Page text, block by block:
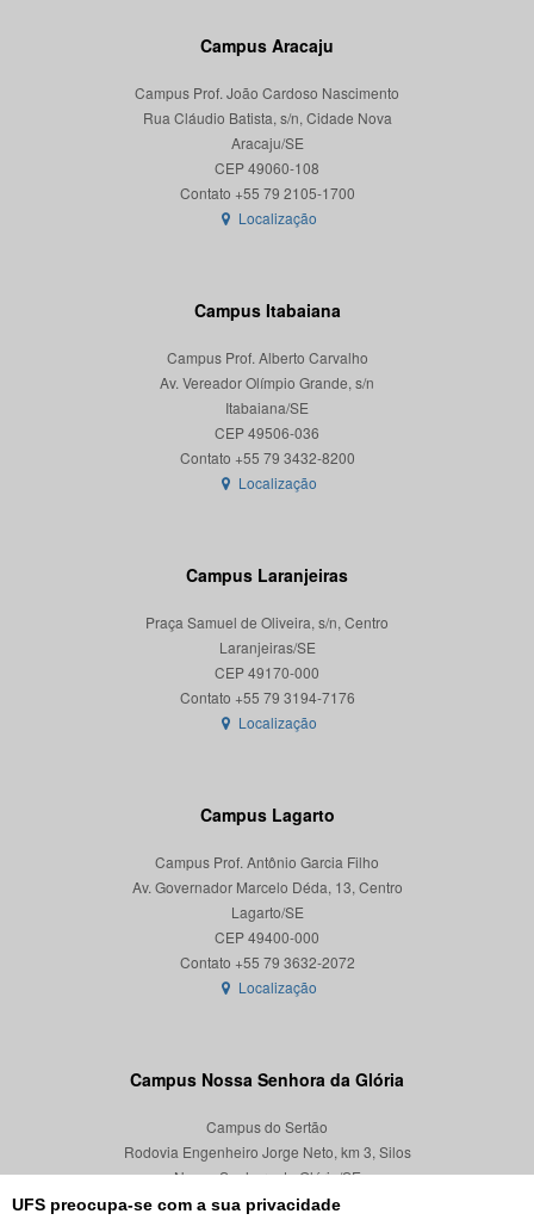
UFS preocupa-se com a sua privacidade
Campus Aracaju
Campus Prof. João Cardoso Nascimento
Rua Cláudio Batista, s/n, Cidade Nova
Aracaju/SE
CEP 49060-108
Localização
Campus Itabaiana
Campus Prof. Alberto Carvalho
Av. Vereador Olímpio Grande, s/n
Itabaiana/SE
CEP 49506-036
Localização
Campus Laranjeiras
Praça Samuel de Oliveira, s/n, Centro
Laranjeiras/SE
CEP 49170-000
Localização
Campus Lagarto
Campus Prof. Antônio Garcia Filho
Av. Governador Marcelo Déda, 13, Centro
Lagarto/SE
CEP 49400-000
Localização
Campus Nossa Senhora da Glória
Campus do Sertão
Rodovia Engenheiro Jorge Neto, km 3, Silos
Nossa Senhora da Glória/SE
CEP 49680-000